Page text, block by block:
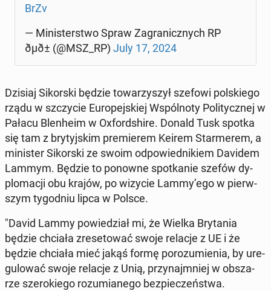
BrZv
— Mi­ni­ster­stwo Spraw Za­gra­nicz­nych RP
ðµð± (@MSZ_RP) July 17, 2024
Dzisiaj Si­kor­ski będzie to­wa­rzy­szył szefowi pol­skie­go
rządu w szczy­cie Eu­ro­pej­skiej Wspól­no­ty Po­li­tycz­nej w
Pałacu Blen­he­im w Oxford­shi­re. Donald Tusk spotka
się tam z bry­tyj­skim pre­mie­rem Keirem Star­me­rem, a
mi­ni­ster Si­kor­ski ze swoim od­po­wied­ni­kiem Davidem
Lammym. Będzie to ponowne spo­tka­nie szefów dy­
plo­ma­cji obu krajów, po wizycie Lammy’ego w pierw­
szym ty­go­dniu lipca w Polsce.
"David Lammy po­wie­dział mi, że Wielka Bry­ta­nia
będzie chciała zre­se­to­wać swoje relacje z UE i że
będzie chciała mieć jakąś formę po­ro­zu­mie­nia, by ure­
gu­lo­wać swoje relacje z Unią, przy­naj­mniej w ob­sza­
rze sze­ro­kie­go ro­zu­mia­ne­go bez­pie­czeń­stwa.